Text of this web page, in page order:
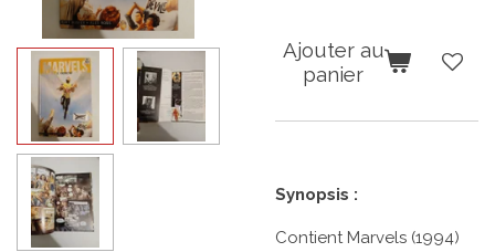
Ajouter au
panier
Synopsis :
Contient Marvels (1994)